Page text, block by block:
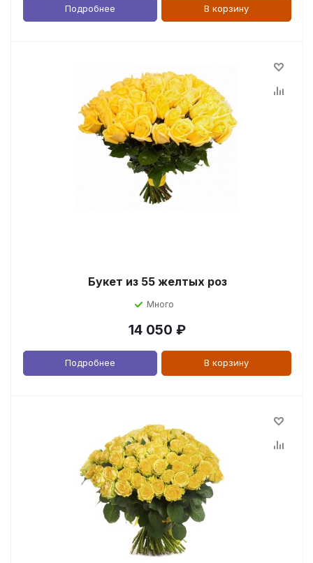
Подробнее В корзину
Букет из 55 желтых роз
Много
14 050 ₽
Подробнее В корзину